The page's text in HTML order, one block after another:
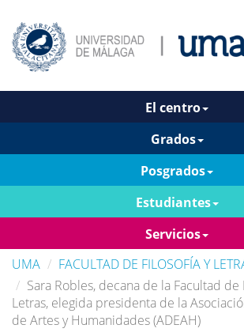
El centro
Grados
Posgrados
Estudiantes
Servicios
UMA
FACULTAD DE FILOSOFÍA Y
Sara Robles, decana de la Facultad de
Letras, elegida presidenta de la
de Artes y Humanidades (ADEAH)